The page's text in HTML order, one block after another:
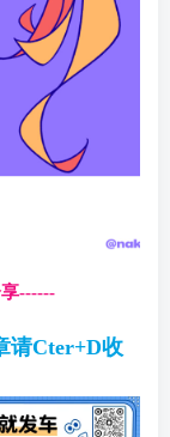
------
请Cter+D收